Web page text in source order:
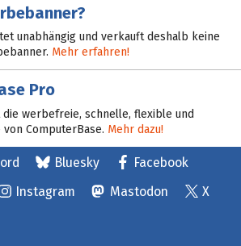
unabhängig und verkauft deshalb keine
Mehr erfahren!
Pro
werbefreie, schnelle, flexible und
ComputerBase. Mehr dazu!
Bluesky
Facebook
Instagram Mastodon
X